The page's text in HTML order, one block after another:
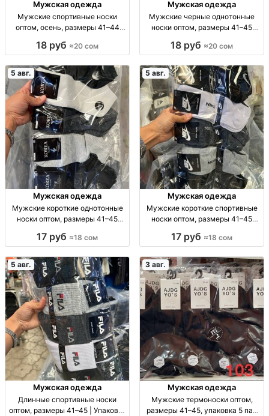
Мужская одежда
Мужские спортивные носки
оптом, осень, размеры 41–44
44, уп. 10 шт., опт.
18 руб ≈20 сом
Мужская одежда
Мужские черные однотонные
носки оптом, размеры 41–45
41–45, уп. 10 пар, опт.
18 руб ≈20 сом
5 авг.
Мужская одежда
Мужские короткие однотонные
носки оптом, размеры 41–45
р 41–45, опт: 18 сом/пара, компл.
17 руб ≈18 сом
5 авг.
Мужская одежда
Мужские короткие спортивные
носки оптом, размеры 41–45
уп. 10 шт. — 180 сом
17 руб ≈18 сом
5 авг.
Мужская одежда
Длинные спортивные носки
оптом, размеры 41–45 | Упаковка
3 авг.
Мужская одежда
Мужские термоноски оптом,
размеры 41–45, упаковка 5 пар